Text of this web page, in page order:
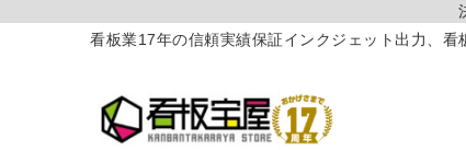
看板業17年の信頼実績保証インクジェット出力、